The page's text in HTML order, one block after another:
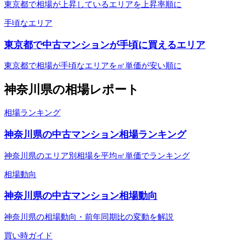
東京都で相場が上昇しているエリアを上昇率順に
手頃なエリア
東京都で中古マンションが手頃に買えるエリア
東京都で相場が手頃なエリアを㎡単価が安い順に
神奈川県の相場レポート
相場ランキング
神奈川県の中古マンション相場ランキング
神奈川県のエリア別相場を平均㎡単価でランキング
相場動向
神奈川県の中古マンション相場動向
神奈川県の相場動向・前年同期比の変動を解説
買い時ガイド